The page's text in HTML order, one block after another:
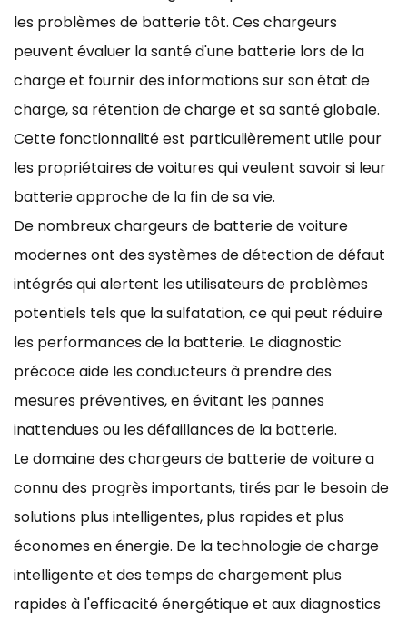
les problèmes de batterie tôt. Ces chargeurs
peuvent évaluer la santé d'une batterie lors de la
charge et fournir des informations sur son état de
charge, sa rétention de charge et sa santé globale.
Cette fonctionnalité est particulièrement utile pour
les propriétaires de voitures qui veulent savoir si leur
batterie approche de la fin de sa vie.
De nombreux chargeurs de batterie de voiture
modernes ont des systèmes de détection de défaut
intégrés qui alertent les utilisateurs de problèmes
potentiels tels que la sulfatation, ce qui peut réduire
les performances de la batterie. Le diagnostic
précoce aide les conducteurs à prendre des
mesures préventives, en évitant les pannes
inattendues ou les défaillances de la batterie.
Le domaine des chargeurs de batterie de voiture a
connu des progrès importants, tirés par le besoin de
solutions plus intelligentes, plus rapides et plus
économes en énergie. De la technologie de charge
intelligente et des temps de chargement plus
rapides à l'efficacité énergétique et aux diagnostics